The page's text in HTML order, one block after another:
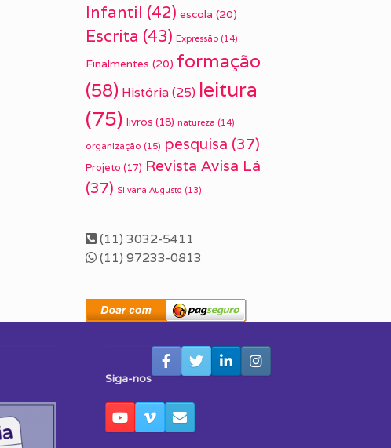
Infantil (42) escola (20)
Escrita (43) Expressão (14)
Finalmentes (20) formação
(58) História(25) leitura
(75) livros (18) natureza (14)
organização (15) pesquisa (37)
Projeto (17) Revista Avisa Lá
(37) Silvana Augusto (13)
(11) 3032-5411
(11) 97233-0813
Siga-nos